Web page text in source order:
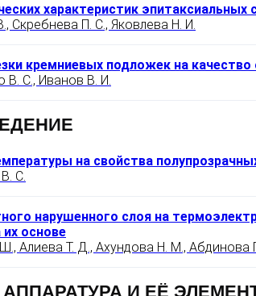
характеристик эпитаксиальных
Скребнева П. С., Яковлева Н. И.
кремниевых подложек на
В. С., Иванов В. И.
на свойства
С.
нарушенного слоя на
основе
Алиева Т. Д., Ахундова Н. М., Абдинова
И ЕЁ